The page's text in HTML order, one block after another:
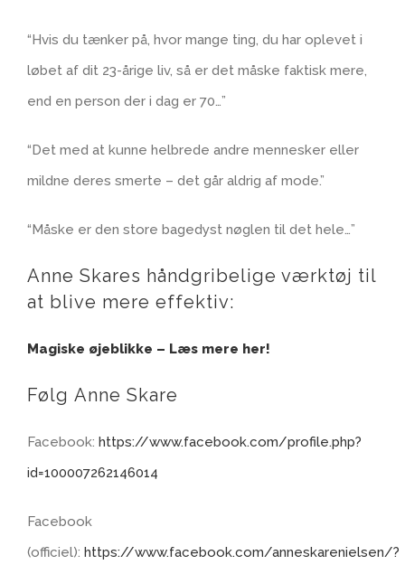
“Hvis du tænker på, hvor mange ting, du har oplevet i
løbet af dit 23-årige liv, så er det måske faktisk mere,
end en person der i dag er 70…”
“Det med at kunne helbrede andre mennesker eller
mildne deres smerte – det går aldrig af mode.”
“Måske er den store bagedyst nøglen til det hele…”
Anne Skares håndgribelige værktøj til
at blive mere effektiv:
Magiske øjeblikke – Læs mere her!
Følg Anne Skare
Facebook: https://www.facebook.com/profile.php?
id=100007262146014
Facebook
(officiel): https://www.facebook.com/anneskarenielsen/?